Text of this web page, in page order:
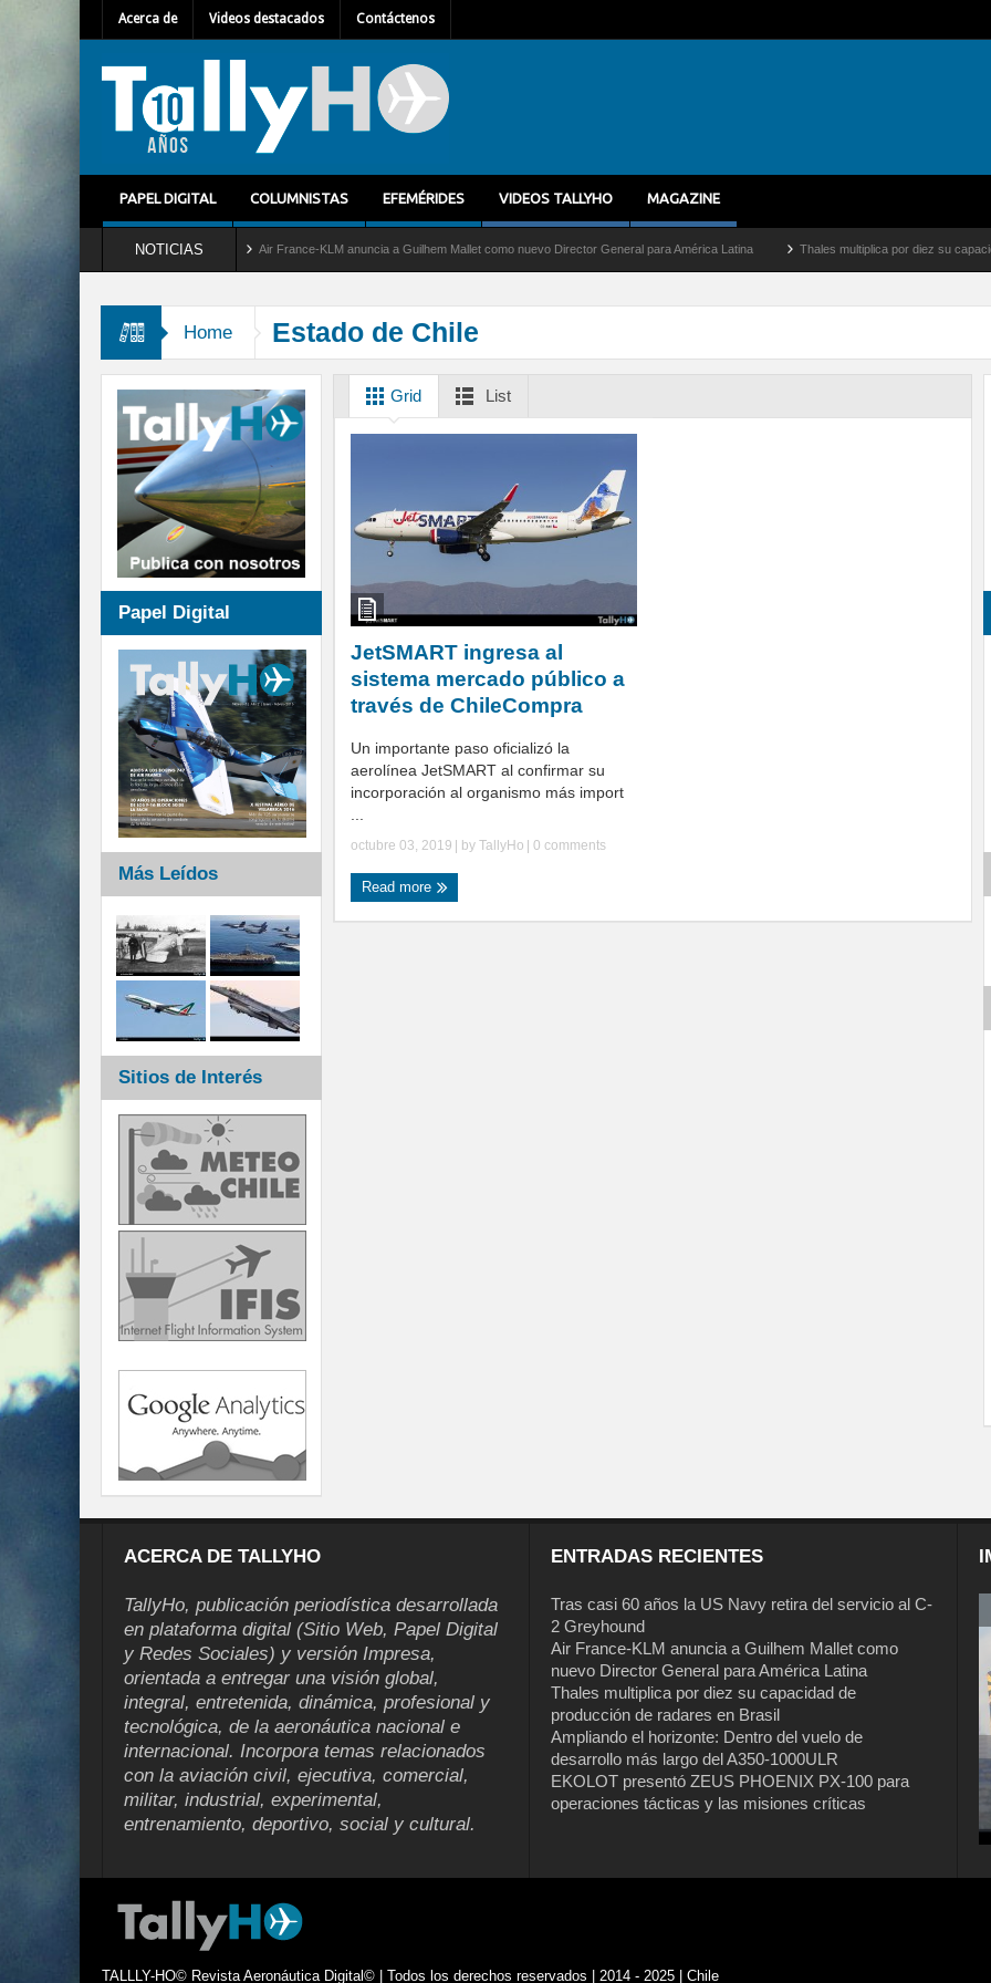
Acerca de Videos destacados Contáctenos
PAPEL DIGITAL COLUMNISTAS EFEMÉRIDES VIDEOS TALLYHO MAGAZINE
NOTICIAS
servicio al C-2 Greyhound Air France-KLM anuncia a Guilhem Mallet como nuevo Director General para América Latina Thales multiplica por diez su capacidad de
Home Estado de Chile
Grid List
JetSMART ingresa al
sistema mercado público a
través de ChileCompra
Un importante paso oficializó la
aerolínea JetSMART al confirmar su
incorporación al organismo más import
...
octubre 03, 2019 | by TallyHo 0 comments
Read more
Papel Digital
Más Leídos
Sitios de Interés
ACERCA DE TALLYHO
TallyHo, publicación periodística desarrollada
en plataforma digital (Sitio Web, Papel Digital
y Redes Sociales) y versión Impresa,
orientada a entregar una visión global,
integral, entretenida, dinámica, profesional y
tecnológica, de la aeronáutica nacional e
internacional. Incorpora temas relacionados
con la aviación civil, ejecutiva, comercial,
militar, industrial, experimental,
entrenamiento, deportivo, social y cultural.
ENTRADAS RECIENTES
Tras casi 60 años la US Navy retira del servicio al C-
2 Greyhound
Air France-KLM anuncia a Guilhem Mallet como
nuevo Director General para América Latina
Thales multiplica por diez su capacidad de
producción de radares en Brasil
Ampliando el horizonte: Dentro del vuelo de
desarrollo más largo del A350-1000ULR
EKOLOT presentó ZEUS PHOENIX PX-100 para
operaciones tácticas y las misiones críticas
Tras casi 60 años la US Navy retira del
servicio al C-2 Greyhound
TALLLY-HO© Revista Aeronáutica Digital© | Todos los derechos reservados | 2014 - 2025 | Chile